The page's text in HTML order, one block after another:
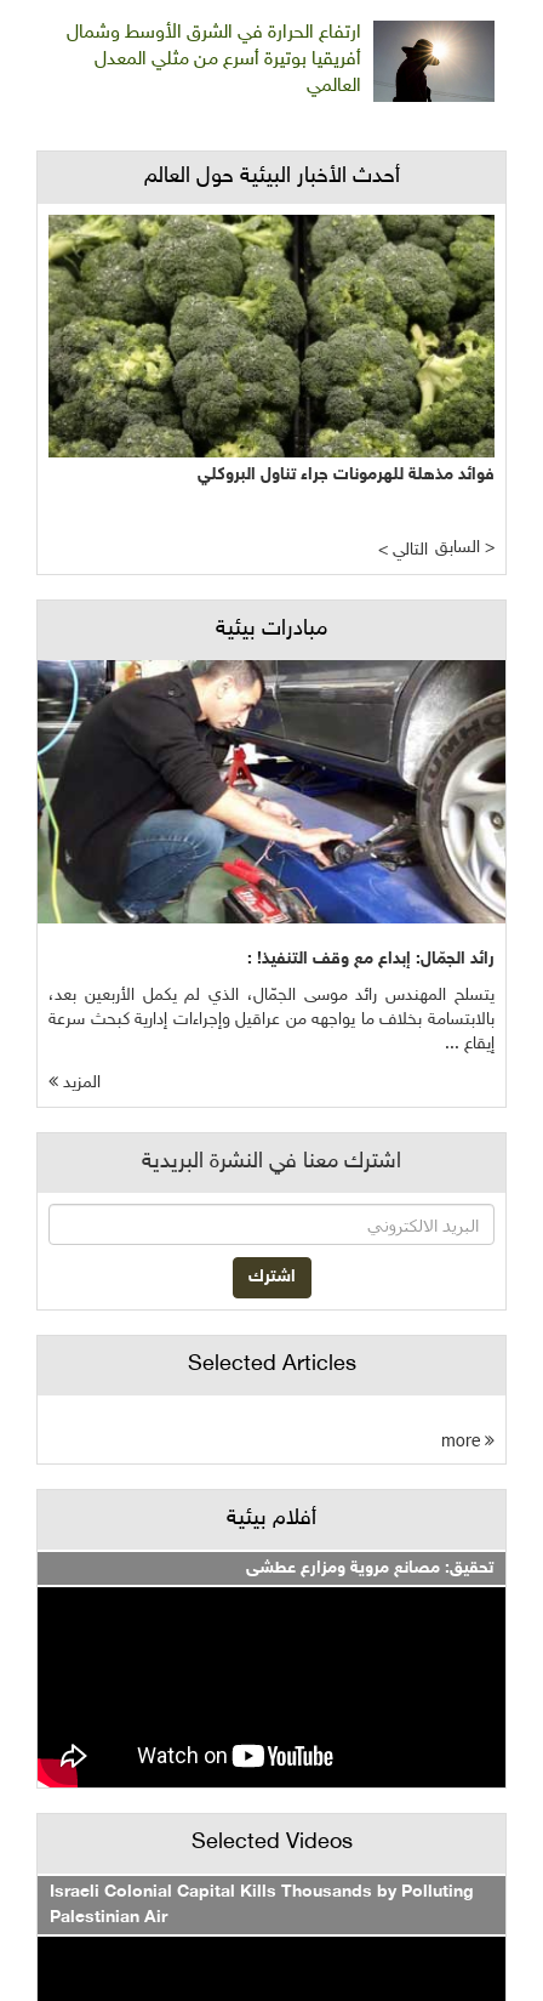
ارتفاع الحرارة في الشرق الأوسط وشمال
أفريقيا بوتيرة أسرع من مثلي المعدل
العالمي
أحدث الأخبار البيئية حول العالم
فوائد مذهلة للهرمونات جراء تناول البروكلي
< التالي السابق >
مبادرات بيئية
رائد الجمّال: إبداع مع وقف التنفيذ! :
يتسلح المهندس رائد موسى الجمّال، الذي لم يكمل الأربعين بعد،
بالابتسامة بخلاف ما يواجهه من عراقيل وإجراءات إدارية كبحث سرعة
إيقاع ...
المزيد
اشترك معنا في النشرة البريدية
Selected Articles
أفلام بيئية
تحقيق: مصانع مروية ومزارع عطشى
Selected Videos
Israeli Colonial Capital Kills Thousands by Polluting
Palestinian Air